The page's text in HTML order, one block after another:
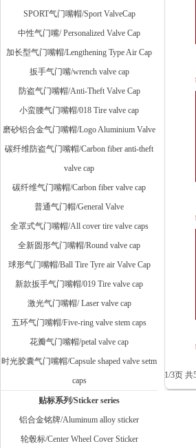
SPORT气门嘴帽/Sport ValveCap
中性气门嘴/ Personalized Valve Cap
加长型气门嘴帽/Lengthening Type Air Cap
扳手气门嘴/wrench valve cap
防盗气门嘴帽/Anti-Theft Valve Cap
小蛮腰气门嘴帽/018 Tire valve cap
磨砂铝合金气门嘴帽/Logo Aluminium Valve
碳纤维防盗气门嘴帽/Carbon fiber anti-theft
valve cap
碳纤维气门嘴帽/Carbon fiber valve cap
普通气门帽/General Valve
全罩式气门嘴帽/All cover tire valve caps
全新圆形气门嘴帽/Round valve cap
球形气门嘴帽/Ball Tire Tyre air Valve Cap
新款扳手气门嘴帽/019 Tire valve cap
激光气门嘴帽/ Laser valve cap
五环气门嘴帽/Five-ring valve stem caps
花瓣气门嘴帽/petal valve cap
时光胶囊气门嘴帽/Capsule shaped valve setm
caps
贴标系列/Sticker series
铝合金铭牌/Aluminum alloy sticker
轮毂标/Center Wheel Cover Sticker
1/3页 共